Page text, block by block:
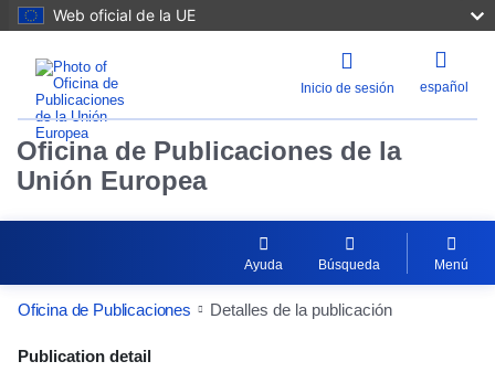
Web oficial de la UE
Inicio de sesión español
Oficina de Publicaciones de la
Unión Europea
Ayuda Búsqueda Menú
Oficina de Publicaciones Detalles de la publicación
Publication Detail Actions Portlet
Publication detail